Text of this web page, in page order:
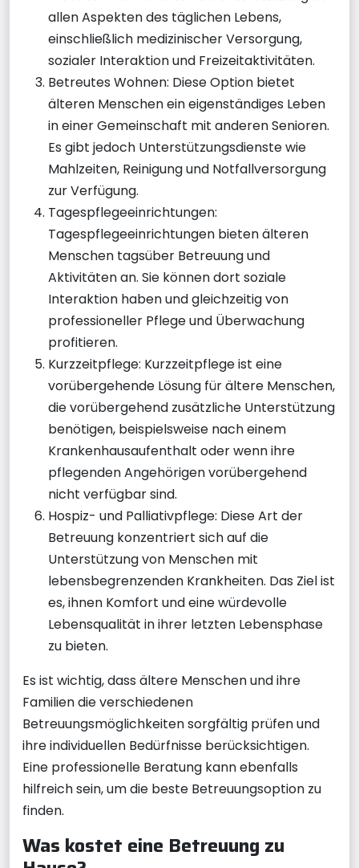
allen Aspekten des täglichen Lebens,
einschließlich medizinischer Versorgung,
sozialer Interaktion und Freizeitaktivitäten.
Betreutes Wohnen: Diese Option bietet
älteren Menschen ein eigenständiges Leben
in einer Gemeinschaft mit anderen Senioren.
Es gibt jedoch Unterstützungsdienste wie
Mahlzeiten, Reinigung und Notfallversorgung
zur Verfügung.
Tagespflegeeinrichtungen:
Tagespflegeeinrichtungen bieten älteren
Menschen tagsüber Betreuung und
Aktivitäten an. Sie können dort soziale
Interaktion haben und gleichzeitig von
professioneller Pflege und Überwachung
profitieren.
Kurzzeitpflege: Kurzzeitpflege ist eine
vorübergehende Lösung für ältere Menschen,
die vorübergehend zusätzliche Unterstützung
benötigen, beispielsweise nach einem
Krankenhausaufenthalt oder wenn ihre
pflegenden Angehörigen vorübergehend
nicht verfügbar sind.
Hospiz- und Palliativpflege: Diese Art der
Betreuung konzentriert sich auf die
Unterstützung von Menschen mit
lebensbegrenzenden Krankheiten. Das Ziel ist
es, ihnen Komfort und eine würdevolle
Lebensqualität in ihrer letzten Lebensphase
zu bieten.
Es ist wichtig, dass ältere Menschen und ihre
Familien die verschiedenen
Betreuungsmöglichkeiten sorgfältig prüfen und
ihre individuellen Bedürfnisse berücksichtigen.
Eine professionelle Beratung kann ebenfalls
hilfreich sein, um die beste Betreuungsoption zu
finden.
Was kostet eine Betreuung zu